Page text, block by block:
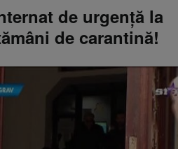
de urgenţă la
de carantină!